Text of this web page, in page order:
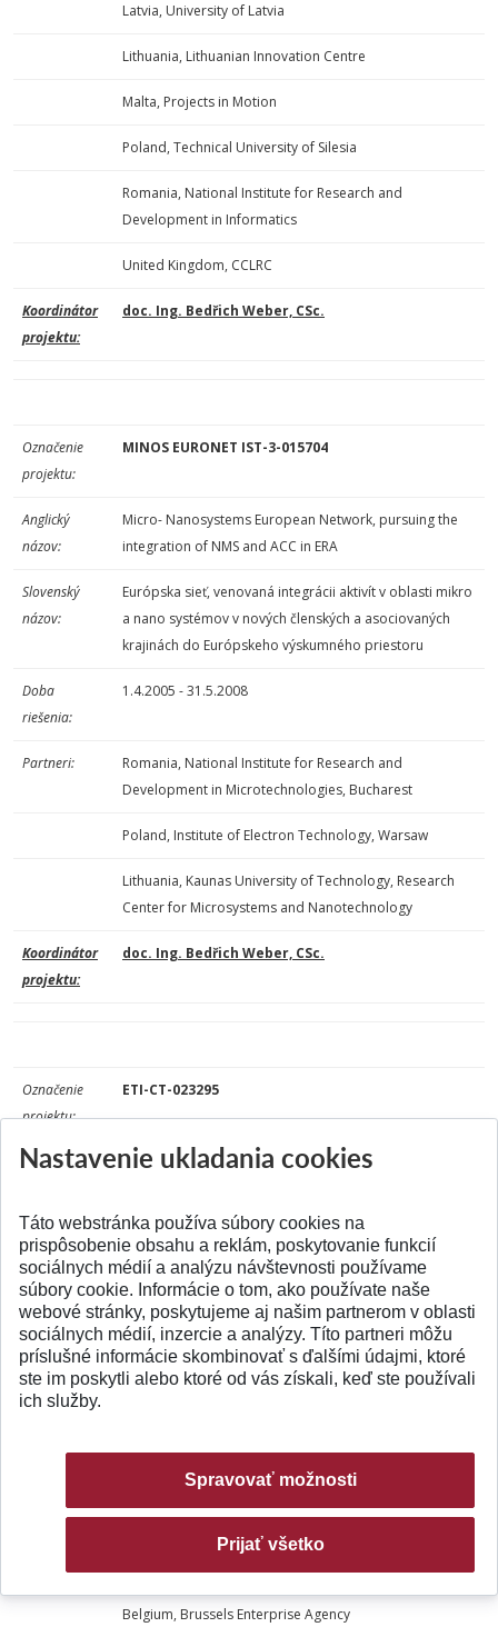
Latvia, University of Latvia
Lithuania, Lithuanian Innovation Centre
Malta, Projects in Motion
Poland, Technical University of Silesia
Romania, National Institute for Research and
Development in Informatics
United Kingdom, CCLRC
Koordinátor
projektu:
doc. Ing. Bedřich Weber, CSc.
Označenie
projektu:
MINOS EURONET IST-3-015704
Anglický
názov:
Micro- Nanosystems European Network, pursuing the
integration of NMS and ACC in ERA
Slovenský
názov:
Európska sieť, venovaná integrácii aktivít v oblasti mikro
a nano systémov v nových členských a asociovaných
krajinách do Európskeho výskumného priestoru
Doba
riešenia:
1.4.2005 - 31.5.2008
Partneri:
Romania, National Institute for Research and
Development in Microtechnologies, Bucharest
Poland, Institute of Electron Technology, Warsaw
Lithuania, Kaunas University of Technology, Research
Center for Microsystems and Nanotechnology
Koordinátor
projektu:
doc. Ing. Bedřich Weber, CSc.
Označenie
projektu:
ETI-CT-023295
Anglický
EPISTEP - Engaging SMEs with IST related European
Slovenský
názov:
EPISTEP - Zapájanie malých a stredných podnikov do
Európskych technických platforiem súvisiacich s IST
prioritou
Doba
riešenia:
15.9.2005 - 14.1.2008
Koordinátor
United Kingdom, Targeting Innovation Ltd
Italy, European Business Associates
France, ALMA Consulting Group
Belgium, Brussels Enterprise Agency
Nastavenie ukladania cookies
Táto webstránka používa súbory cookies na
prispôsobenie obsahu a reklám, poskytovanie funkcií
sociálnych médií a analýzu návštevnosti používame
súbory cookie. Informácie o tom, ako používate naše
webové stránky, poskytujeme aj našim partnerom v oblasti
sociálnych médií, inzercie a analýzy. Títo partneri môžu
príslušné informácie skombinovať s ďalšími údajmi, ktoré
ste im poskytli alebo ktoré od vás získali, keď ste používali
ich služby.
Spravovať možnosti
Prijať všetko